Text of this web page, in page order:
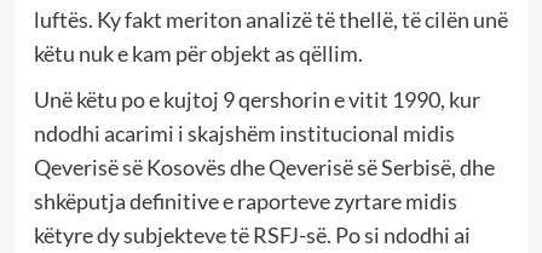
luftës. Ky fakt meriton analizë të thellë, të cilën unë
këtu nuk e kam për objekt as qëllim.
Unë këtu po e kujtoj 9 qershorin e vitit 1990, kur
ndodhi acarimi i skajshëm institucional midis
Qeverisë së Kosovës dhe Qeverisë së Serbisë, dhe
shkëputja definitive e raporteve zyrtare midis
këtyre dy subjekteve të RSFJ-së. Po si ndodhi ai